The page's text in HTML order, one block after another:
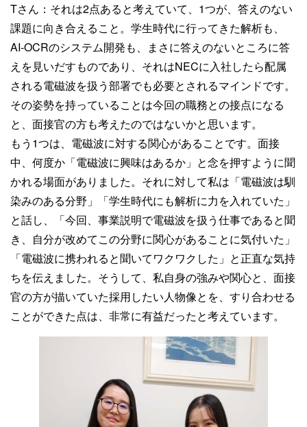
Tさん： それは2点あると考えていて、1つが、答えのない
課題に向き合えること。学生時代に行ってきた解析も、
AI-OCRのシステム開発も、まさに答えのないところに答
えを見いだすものであり、それはNECに入社したら配属
される電磁波を扱う部署でも必要とされるマインドです。
その姿勢を持っていることは今回の職務との接点になる
と、面接官の方も考えたのではないかと思います。
もう1つは、電磁波に対する関心があることです。面接
中、何度か「電磁波に興味はあるか」と念を押すように聞
かれる場面がありました。それに対して私は「電磁波は馴
染みのある分野」「学生時代にも解析に力を入れていた」
と話し、「今回、事業説明で電磁波を扱う仕事であると聞
き、自分が改めてこの分野に関心があることに気付いた」
「電磁波に携われると聞いてワクワクした」と正直な気持
ちを伝えました。そうして、私自身の強みや関心と、面接
官の方が描いていた採用したい人物像とを、すり合わせる
ことができた点は、非常に有益だったと考えています。